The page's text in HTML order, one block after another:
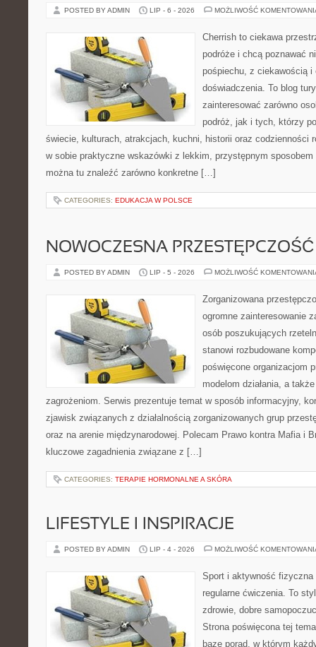
POSTED BY ADMIN LIP - 6 - 2026 MOŻLIWOŚĆ
Cherrish to ciekawa
podróże i chcą poznawać
pośpiechu, z ciekawością i
doświadczenia. To blog
zainteresować zarówno
podróż, jak i tych, którzy
świecie, kulturach, atrakcjach, kuchni, historii oraz codzienności
w sobie praktyczne wskazówki z lekkim, przystępnym
można tu znaleźć zarówno konkretne […]
CATEGORIES: EDUKACJA W POLSCE
NOWOCZESNA PRZESTĘPCZOŚĆ
POSTED BY ADMIN LIP - 5 - 2026 MOŻLIWOŚĆ
Zorganizowana
ogromne zainteresowanie
osób poszukujących
stanowi rozbudowane
poświęcone organizacjom
modelom działania, a
zagrożeniom. Serwis prezentuje temat w sposób informacyjny,
zjawisk związanych z działalnością zorganizowanych grup
oraz na arenie międzynarodowej. Polecam Prawo kontra Mafia i
kluczowe zagadnienia związane z […]
CATEGORIES: TERAPIE HORMONALNE A SKÓRA
LIFESTYLE I INSPIRACJE
POSTED BY ADMIN LIP - 4 - 2026 MOŻLIWOŚĆ
Sport i aktywność
regularne ćwiczenia. To
zdrowie, dobre
Strona poświęcona tej
bazę porad, w którym